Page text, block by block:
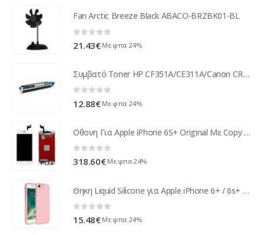
Fan Arctic Breeze Black ABACO-BRZBK01-BL
21.43€ Με φπα 24%
Συμβατό Toner HP CF351A/CE311A/Canon CRG729 Cyan 1200 Σελίδες ( 22163 )
12.88€ Με φπα 24%
Οθονη Για Apple iPhone 6S+ Original Με Copy Τζαμι Ασπρο
0 out of 5
318.60€ Με φπα 24%
Θηκη Liquid Silicone για Apple iPhone 6+ / 6s+ Ροζ
0 out of 5
15.48€ Με φπα 24%